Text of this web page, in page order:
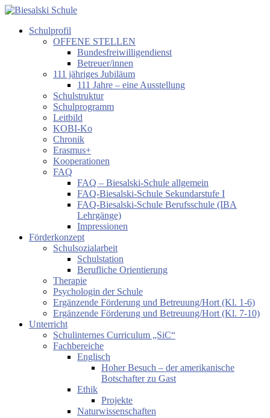
Zum
springen
Biesalski
Förderzentrum
körperliche
motorische
Entwicklung
Schulprofil
OFFENE STELLEN
Bundesfreiwilligendienst
Betreuer/innen
111 jähriges Jubiläum
111 Jahre – eine Ausstellung
Schulstruktur
Schulprogramm
Leitbild
KOBI-Ko
Chronik
Erasmus+
Kooperationen
FAQ
FAQ – Biesalski-Schule allgemein
FAQ-Biesalski-Schule Sekundarstufe I
FAQ-Biesalski-Schule Berufsschule (IBA
Lehrgänge)
Impressionen
Förderkonzept
Schulsozialarbeit
Schulstation
Berufliche Orientierung
Therapie
Psychologin der Schule
Ergänzende Förderung und Betreuung/Hort (Kl. 1-6)
Ergänzende Förderung und Betreuung/Hort (Kl. 7-10)
Unterricht
Schulinternes Curriculum „SiC“
Fachbereiche
Englisch
Hoher Besuch – der amerikanische
Botschafter zu Gast
Ethik
Projekte
Naturwissenschaften